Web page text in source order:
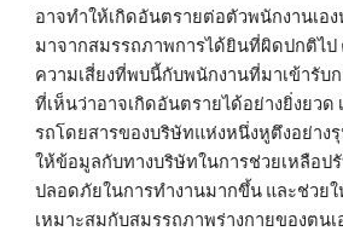
อาจทำให้เกิดอันตรายต่อตัวพนักงานเอ
มาจากสมรรถภาพการได้ยินที่ผิดปกติไป
ความเสี่ยงที่พบนี้กับพนักงานที่มาเข้ารับ
ที่เห็นว่าอาจเกิดอันตรายได้อย่างยิ่งยว
รถโดยสารของบริษัทแห่งหนึ่งหูตึงอย่างรุ
ให้ข้อมูลกับทางบริษัทในการช่วยเหลือป
ปลอดภัยในการทำงานมากขึ้น และช่วย
เหมาะสมกับสมรรถภาพร่างกายของตน